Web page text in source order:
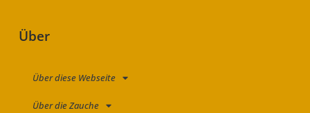
Über
Über diese Webseite
Über die Zauche